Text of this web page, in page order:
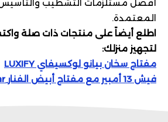
أفضل مستلزمات التشطيب والتأسيس
المعتمدة.
اطلع أيضاً على منتجات ذات صلة
لتجهيز منزلك:
مفتاح سخان بيانو لوكسيفاي LUXIFY
فيش 13 أمبير مع مفتاح أبيض الفنار ِAlfanar